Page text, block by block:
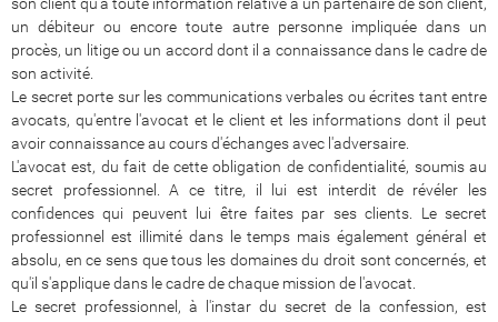
un débiteur ou encore toute autre personne impliquée dans un
procès, un litige ou un accord dont il a connaissance dans le cadre de
son activité.
Le secret porte sur les communications verbales ou écrites tant entre
avocats, qu'entre l'avocat et le client et les informations dont il peut
avoir connaissance au cours d'échanges avec l'adversaire.
L'avocat est, du fait de cette obligation de confidentialité, soumis au
secret professionnel. A ce titre, il lui est interdit de révéler les
confidences qui peuvent lui être faites par ses clients. Le secret
professionnel est illimité dans le temps mais également général et
absolu, en ce sens que tous les domaines du droit sont concernés, et
qu'il s'applique dans le cadre de chaque mission de l'avocat.
Le secret professionnel, à l'instar du secret de la confession, est